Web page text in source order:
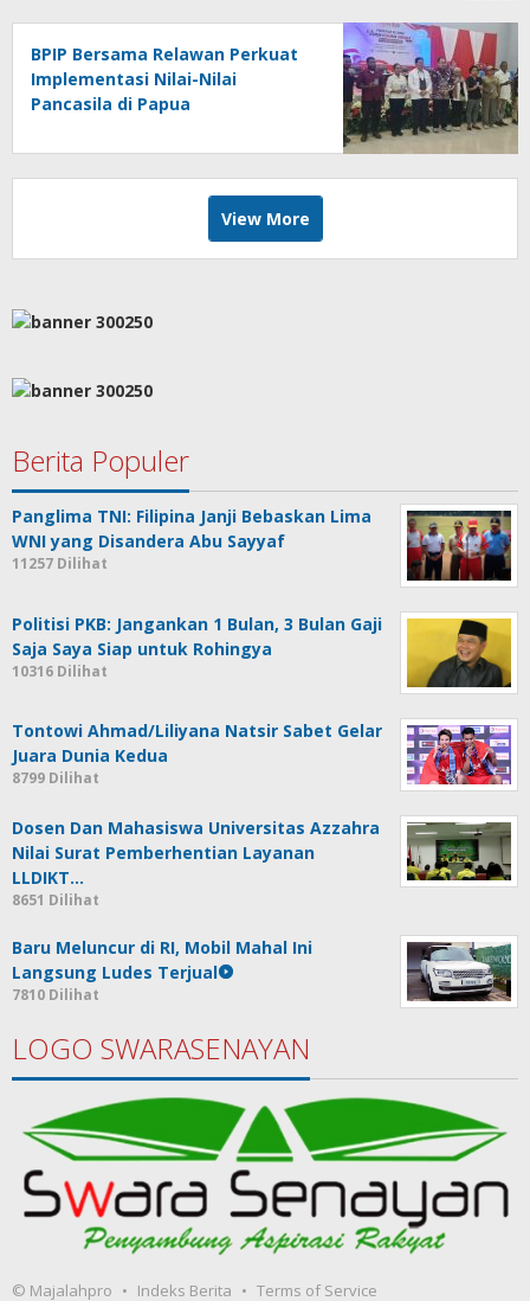
BPIP Bersama Relawan Perkuat
Implementasi Nilai-Nilai
Pancasila di Papua
View More
Berita Populer
Panglima TNI: Filipina Janji Bebaskan Lima
WNI yang Disandera Abu Sayyaf
11257 Dilihat
Politisi PKB: Jangankan 1 Bulan, 3 Bulan Gaji
Saja Saya Siap untuk Rohingya
10316 Dilihat
Tontowi Ahmad/Liliyana Natsir Sabet Gelar
Juara Dunia Kedua
8799 Dilihat
Dosen Dan Mahasiswa Universitas Azzahra
Nilai Surat Pemberhentian Layanan
LLDIKT…
8651 Dilihat
Baru Meluncur di RI, Mobil Mahal Ini
Langsung Ludes Terjual
7810 Dilihat
LOGO SWARASENAYAN
© Majalahpro Indeks Berita Terms of Service